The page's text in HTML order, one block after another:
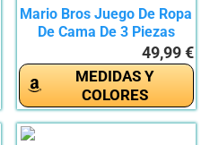
Mario Bros Juego De Ropa
De Cama De 3 Piezas
49,99 €
MEDIDAS Y
COLORES